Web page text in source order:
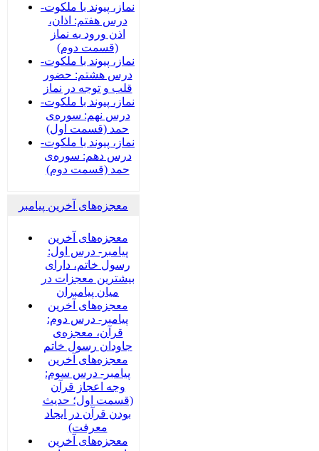
نماز، پیوند با ملکوت-
درس هفتم: اذان،
اذن ورود به نماز
(قسمت دوم)
نماز، پیوند با ملکوت-
درس هشتم: حضور
قلب و توجه در نماز
نماز، پیوند با ملکوت-
درس نهم: سوره‌ی
حمد (قسمت اول)
نماز، پیوند با ملکوت-
درس دهم: سوره‌ی
حمد (قسمت دوم)
معجزه‌های آخرین پیامبر
معجزه‌های آخرین
پیامبر- درس اول:
رسول خاتم، دارای
بیشترین معجزات در
میان پیامبران
معجزه‌های آخرین
پیامبر- درس دوم:
قرآن، معجزه‌ی
جاودان رسول خاتم
معجزه‌های آخرین
پیامبر- درس سوم:
وجه اعجاز قرآن
(قسمت اول؛ حدیث
بودن قرآن در ایجاد
معرفت)
معجزه‌های آخرین